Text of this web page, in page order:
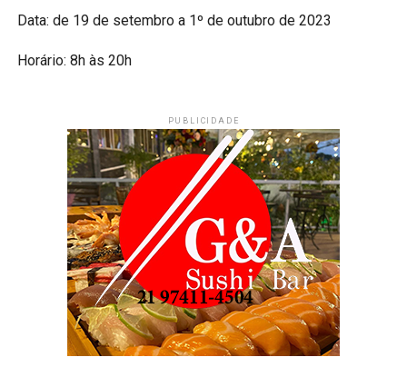
Data: de 19 de setembro a 1º de outubro de 2023
Horário: 8h às 20h
PUBLICIDADE